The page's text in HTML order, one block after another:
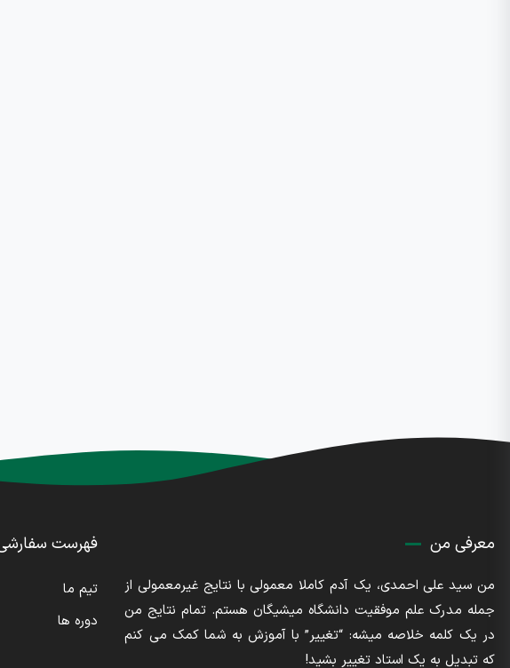
معرفی من
من سید علی احمدی، یک آدم کاملا معمولی با نتایج غیرمعمولی از
جمله مدرک علم موفقیت دانشگاه میشیگان هستم. تمام نتایج من
در یک کلمه خلاصه میشه: “تغییر” با آموزش به شما کمک می کنم
که تبدیل به یک استاد تغییر بشید!
فهرست
تیم ما
دوره ها